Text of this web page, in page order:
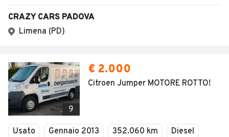
CRAZY CARS PADOVA
Limena (PD)
9
€ 2.000
Citroen Jumper MOTORE ROTTO!
Usato Gennaio 2013 352.060 km
Diesel